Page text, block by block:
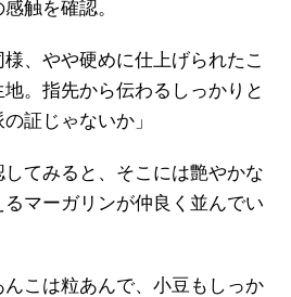
触を確認。
様、やや硬めに仕上げられたこ
。指先から伝わるしっかりと
証じゃないか」
てみると、そこには艶やかな
マーガリンが仲良く並んでい
んこは粒あんで、小豆もしっか